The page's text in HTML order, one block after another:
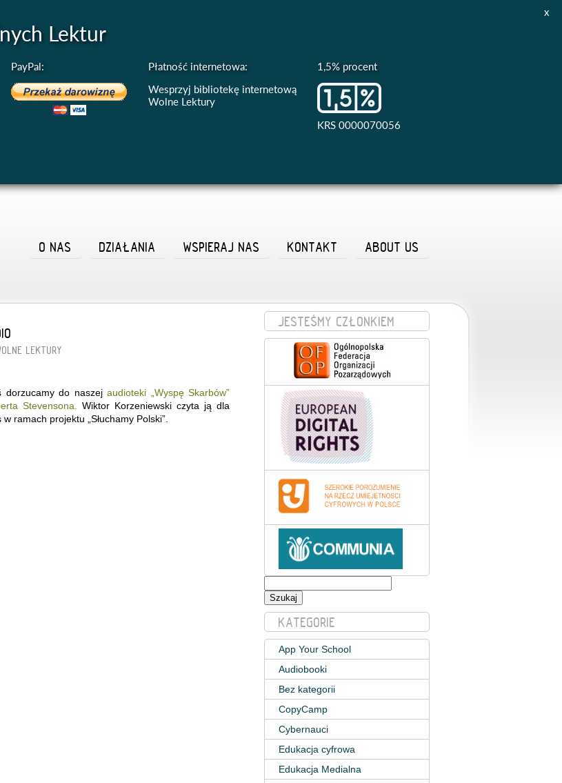
Lektur
PayPal:
Płatność internetowa:
Wesprzyj bibliotekę internetową
Wolne Lektury
1,5% procent
KRS 0000070056
x
ABOUT US
KONTAKT
WSPIERAJ NAS
DZIAŁANIA
O NAS
LEKTURY
dorzucamy do naszejaudioteki „Wyspę Skarbów”
Stevensona.
Wiktor Korzeniewski czyta ją dla
w ramach projektu „Słuchamy Polski”.
JESTEŚMY CZŁONKIEM
KATEGORIE
App Your School
Audiobooki
Bez kategorii
CopyCamp
Cybernauci
Edukacja cyfrowa
Edukacja Medialna